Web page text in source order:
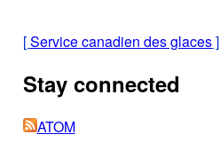
[Service canadien des glaces]
Stay connected
ATOM